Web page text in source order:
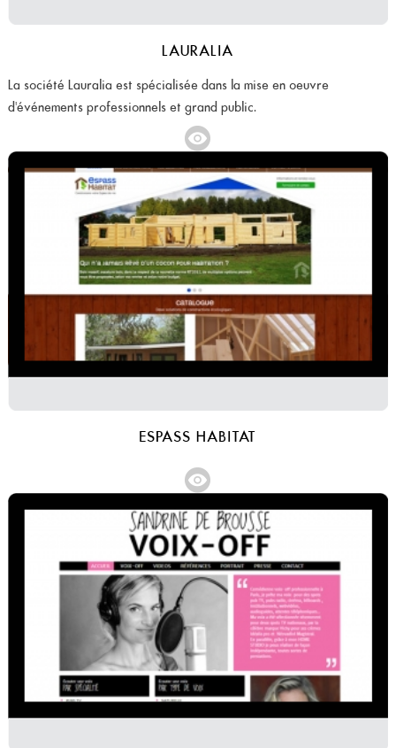
LAURALIA
La société Lauralia est spécialisée dans la mise en oeuvre
d'événements professionnels et grand public.
ESPASS HABITAT